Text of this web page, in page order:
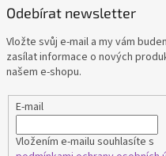
Odebírat newsletter
Vložte svůj e-mail a my vám
zasílat informace o nových
našem e-shopu.
E-mail
Vložením e-mailu souhlasíte s